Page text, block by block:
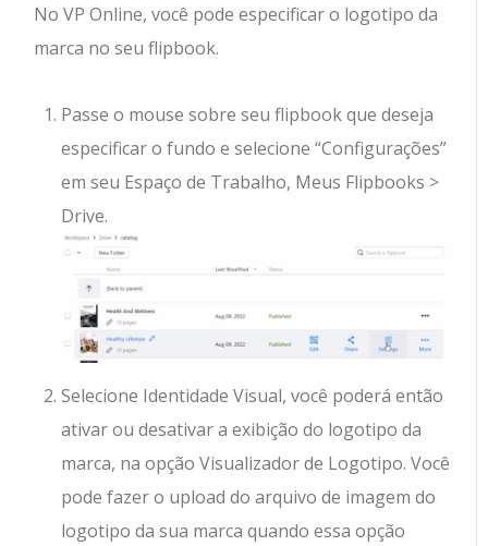
No VP Online, você pode especificar o logotipo da
marca no seu flipbook.
Passe o mouse sobre seu flipbook que deseja
especificar o fundo e selecione “Configurações”
em seu Espaço de Trabalho, Meus Flipbooks >
Drive.
Selecione Identidade Visual, você poderá então
ativar ou desativar a exibição do logotipo da
marca, na opção Visualizador de Logotipo. Você
pode fazer o upload do arquivo de imagem do
logotipo da sua marca quando essa opção